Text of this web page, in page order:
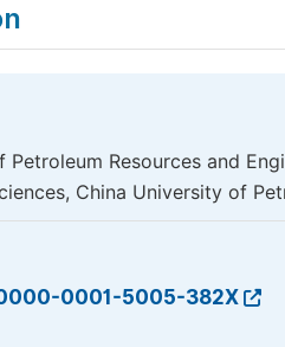
Resources and
China University of
0001-5005-382X